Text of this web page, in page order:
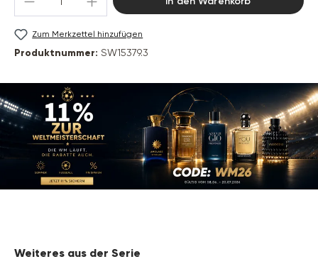
Zum Merkzettel hinzufügen
Produktnummer: SW15379.3
Produktgalerie überspringen
Weiteres aus der Serie